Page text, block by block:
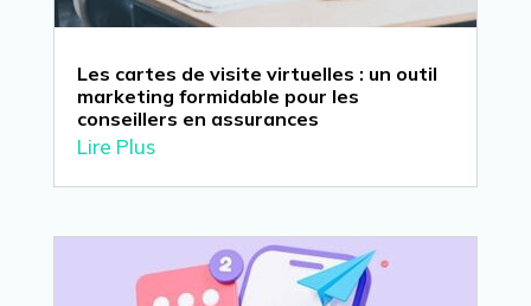
Les cartes de visite virtuelles : un outil
marketing formidable pour les
conseillers en assurances
Lire Plus